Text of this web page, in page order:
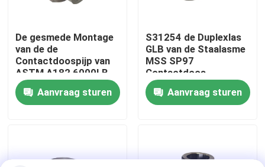
De Montage van de roestvrij staalpijp
de flens van de roestvrij staalpijp
het T-stuk van de roestvrij staalpijp
De gesmede Montage
van de de
Contactdoospijp van
ASTM A182 6000LB
S32205
Aanvraag sturen
S31254 de Duplexlas
GLB van de Staalasme
MSS SP97
Contactdoos
Aanvraag sturen